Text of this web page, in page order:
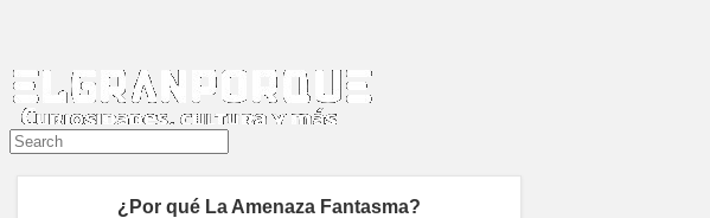
¿Por qué La Amenaza Fantasma?